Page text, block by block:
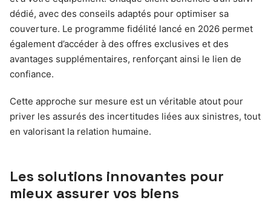
dédié, avec des conseils adaptés pour optimiser sa
couverture. Le programme fidélité lancé en 2026 permet
également d’accéder à des offres exclusives et des
avantages supplémentaires, renforçant ainsi le lien de
confiance.
Cette approche sur mesure est un véritable atout pour
priver les assurés des incertitudes liées aux sinistres, tout
en valorisant la relation humaine.
Les solutions innovantes pour
mieux assurer vos biens